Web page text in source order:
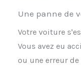
Une panne de
Votre voiture
Vous avez eu
ou une erreur